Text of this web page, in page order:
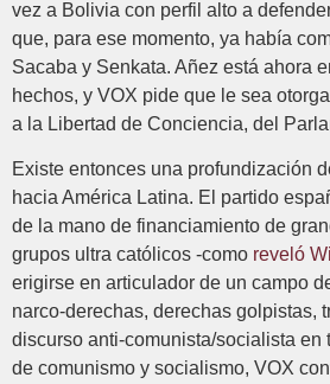
vez a Bolivia con perfil alto a
que, para ese momento, ya había
Sacaba y Senkata. Añez está ahora
hechos, y VOX pide que le sea
a la Libertad de Conciencia, del
Existe entonces una profundización
hacia América Latina. El partido
de la mano de financiamiento de
grupos ultra católicos -como reveló
erigirse en articulador de un campo
narco-derechas, derechas golpistas,
discurso anti-comunista/socialista en
de comunismo y socialismo, VOX